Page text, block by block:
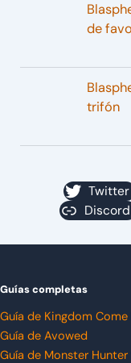
de
trifón
Twitter
Discord
Guías completas
Guía de Kingdom
Guía de Avowed
Guía de Monster